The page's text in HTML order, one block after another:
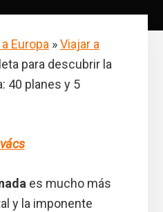
Europa»Viajar a
para descubrir la
40 planes y 5
es mucho más
y la imponente